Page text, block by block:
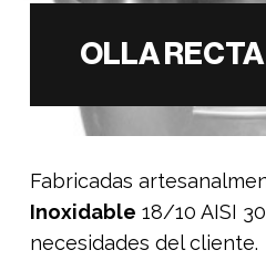
OLLA
Fabricadas
Inoxidable 18/10 AISI
necesidades del cliente.